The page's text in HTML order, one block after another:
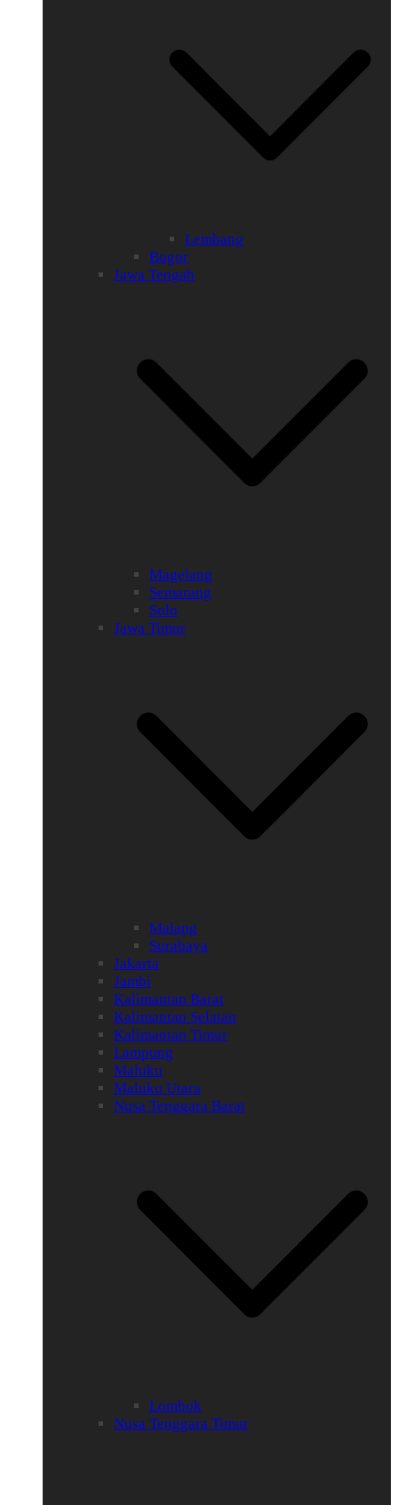
Lembang
Bogor
Jawa Tengah
Magelang
Semarang
Solo
Jawa Timur
Malang
Surabaya
Jakarta
Jambi
Kalimantan Barat
Kalimantan Selatan
Kalimantan Timur
Lampung
Maluku
Maluku Utara
Nusa Tenggara Barat
Lombok
Nusa Tenggara Timur